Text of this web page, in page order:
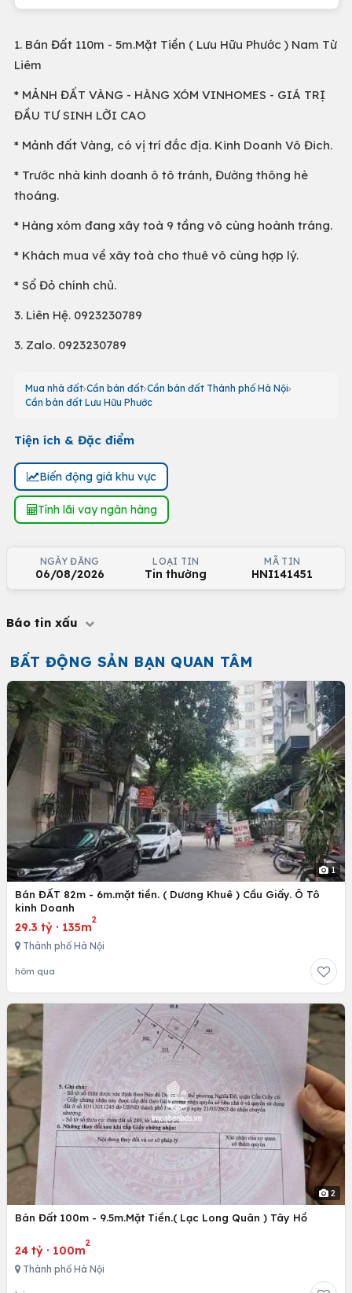
1. Bán Đất 110m - 5m.Mặt Tiền ( Lưu Hữu Phước ) Nam Từ
Liêm
* MẢNH ĐẤT VÀNG - HÀNG XÓM VINHOMES - GIÁ TRỊ
ĐẦU TƯ SINH LỜI CAO
* Mảnh đất Vàng, có vị trí đắc địa. Kinh Doanh Vô Đich.
* Trước nhà kinh doanh ô tô tránh, Đường thông hè
thoáng.
* Hàng xóm đang xây toà 9 tầng vô cùng hoành tráng.
* Khách mua về xây toà cho thuê vô cùng hợp lý.
* Sổ Đỏ chính chủ.
3. Liên Hệ. 0923230789
3. Zalo. 0923230789
Mua nhà đất Cần bán đất Cần bán đất Thành phố Hà Nội
Cần bán đất Lưu Hữu Phước
Tiện ích & Đặc điểm
Biến động giá khu vực
Tính lãi vay ngân hàng
NGÀY ĐĂNG
06/08/2026
LOẠI TIN
Tin thường
MÃ TIN
HNI141451
Báo tin xấu
BẤT ĐỘNG SẢN BẠN QUAN TÂM
1
Bán ĐẤT 82m - 6m.mặt tiền. ( Dương Khuê ) Cầu Giấy. Ô Tô
kinh Doanh
29.3 tỷ · 135m
2
Thành phố Hà Nội
hôm qua
2
Bán Đất 100m - 9.5m.Mặt Tiền.( Lạc Long Quân ) Tây Hồ
24 tỷ · 100m
2
Thành phố Hà Nội